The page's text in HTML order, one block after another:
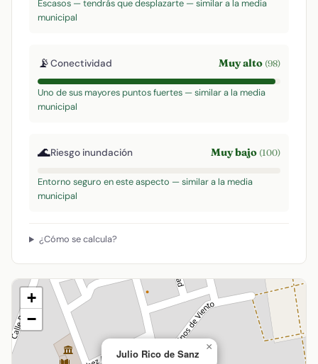
Escasos — tendrás que desplazarte — similar a la media
municipal
📡Conectividad Muy alto (98)
Uno de sus mayores puntos fuertes — similar a la media
municipal
🌊Riesgo inundación Muy bajo (100)
Entorno seguro en este aspecto — similar a la media
municipal
¿Cómo se calcula?
Julio Rico de Sanz
×
+
−